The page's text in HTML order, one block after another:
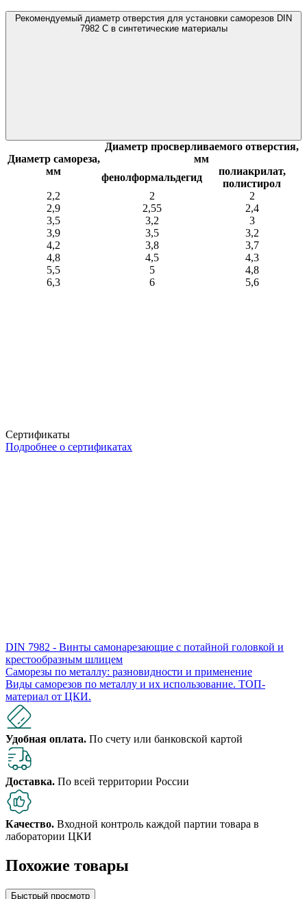
Рекомендуемый диаметр отверстия для установки саморезов DIN
7982 C в синтетические материалы
Диаметр самореза,
мм
Диаметр просверливаемого отверстия,
мм
фенолформальдегид
полиакрилат,
полистирол
2,2
2
2
2,9
2,55
2,4
3,5
3,2
3
3,9
3,5
3,2
4,2
3,8
3,7
4,8
4,5
4,3
5,5
5
4,8
6,3
6 5,6
Сертификаты
Подробнее о сертификатах
DIN 7982 - Винты самонарезающие с потайной головкой и
крестообразным шлицем
Саморезы по металлу: разновидности и применение
Виды саморезов по металлу и их использование. ​​ТОП-
материал от ЦКИ.
Удобная оплата. По счету или банковской картой
Доставка. По всей территории России
Качество. Входной контроль каждой партии товара в
лаборатории ЦКИ
Похожие товары
Быстрый просмотр